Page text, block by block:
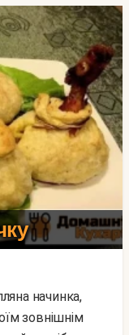
зовнішнім